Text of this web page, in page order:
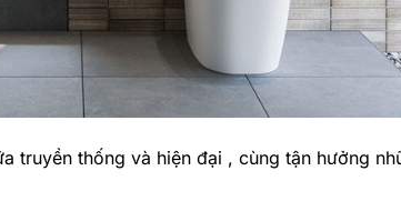
thống và hiện đại , cùng tận hưởng